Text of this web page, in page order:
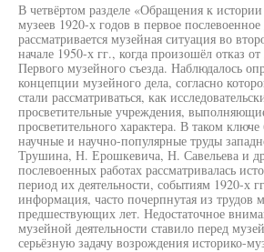
В четвёртом разделе «Обращения к
музеев 1920-х годов в первое послевоенное
рассматривается музейная ситуация во
начале 1950-х гг., когда произошёл отказ
Первого музейного съезда. Наблюдалось
концепции музейного дела, согласно
стали рассматриваться, как
просветительные учреждения,
просветительного характера. В таком
научные и научно-популярные труды
Трушина, Н. Ерошкевича, Н. Савельева и
послевоенных работах рассматривалась
период их деятельности, событиям 1920-х
информация, часто почерпнутая из трудов
предшествующих лет. Недостаточное
музейной деятельности ставило перед
серьёзную задачу возрождения историко-